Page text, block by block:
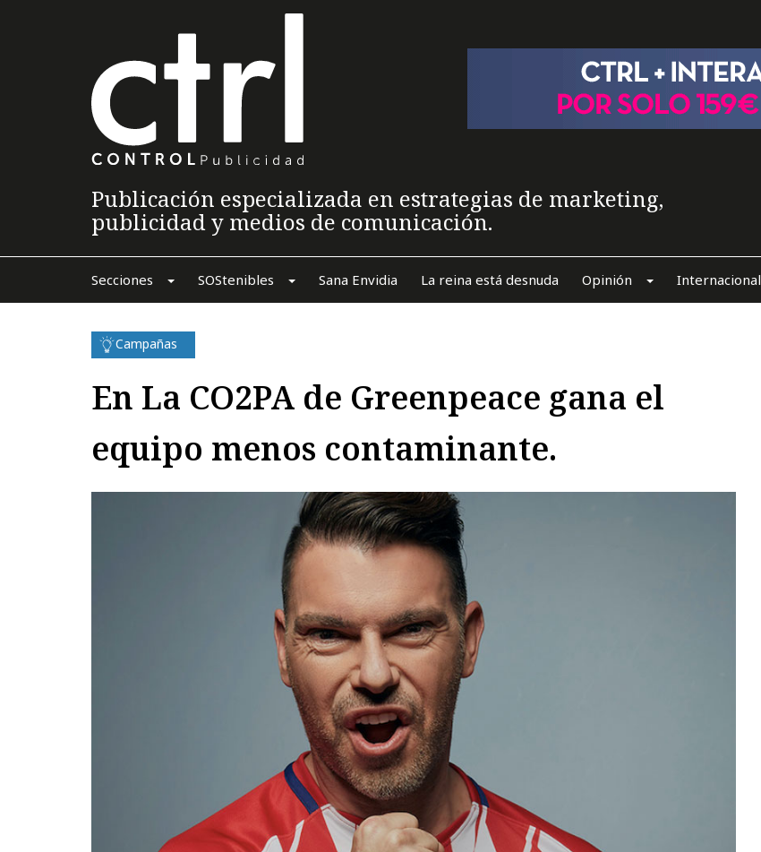
Publicación especializada en estrategias de marketing,
publicidad y medios de comunicación.
Secciones SOStenibles Sana Envidia La reina está desnuda Opinión Internacional
Campañas
En La CO2PA de Greenpeace gana el
equipo menos contaminante.